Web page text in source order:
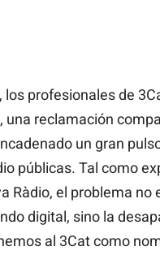
profesionales de
, una reclamación
un gran
públicas. Tal como
Ràdio, el problema no
digital, sino la
al 3Cat como